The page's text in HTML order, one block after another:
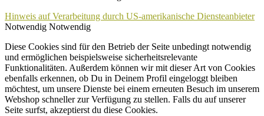
Hinweis auf Verarbeitung durch US-amerikanische Diensteanbieter
Notwendig Notwendig
Diese Cookies sind für den Betrieb der Seite unbedingt notwendig
und ermöglichen beispielsweise sicherheitsrelevante
Funktionalitäten. Außerdem können wir mit dieser Art von Cookies
ebenfalls erkennen, ob Du in Deinem Profil eingeloggt bleiben
möchtest, um unsere Dienste bei einem erneuten Besuch im unserem
Webshop schneller zur Verfügung zu stellen. Falls du auf unserer
Seite surfst, akzeptierst du diese Cookies.